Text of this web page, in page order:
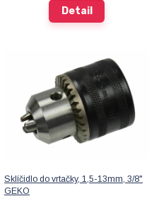
Detail
Sklíčidlo do vrtačky, 1,5-13mm, 3/8"
GEKO